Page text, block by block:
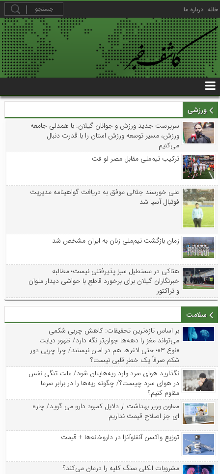
خانه درباره ما
ورزشی
سرپرست جدید ورزش و جوانان گیلان: با همدلی جامعه
ورزش، مسیر توسعه ورزش استان را با قدرت دنبال
می‌کنیم
ترکیب تیم‌ملی مقابل مصر لو فت
علی خورسند جلالی موفق به دریافت گواهینامه مدیریت
فوتبال آسیا شد
زمان بازگشت تیم‌ملی زنان به ایران مشخص شد
هتاکی در مستطیل سبز پذیرفتنی نیست؛ مطالبه
خبرنگاران گیلان برای برخورد قاطع با حواشی دیدار ملوان
و تراکتور
سلامت
بر اساس تازه‌ترین تحقیقات: کاهش چربی شکمی
می‌تواند مغز را دهه‌ها جوان‌تر نگه دارد/ ظهور دیابت
«نوع ۳»؛ حتی لاغرها هم در امان نیستند/ چرا چربی دور
شکم صرفاً یک خطر قلبی نیست؟
نگذارید هوای سرد وارد ریه‌هایتان شود/ علت تنگی نفس
در هوای سرد چیست؟/ چگونه ریه‌ها را در برابر سرما
مقاوم کنیم؟
معاون وزیر بهداشت از دلایل کمبود دارو می گوید/ چاره
ای جز اصلاح قیمت نداریم
توزیع واکسن‌ آنفلوآنزا در داروخانه‌ها + قیمت
مشروبات الکلی سنگ کلیه را درمان می‌کند؟